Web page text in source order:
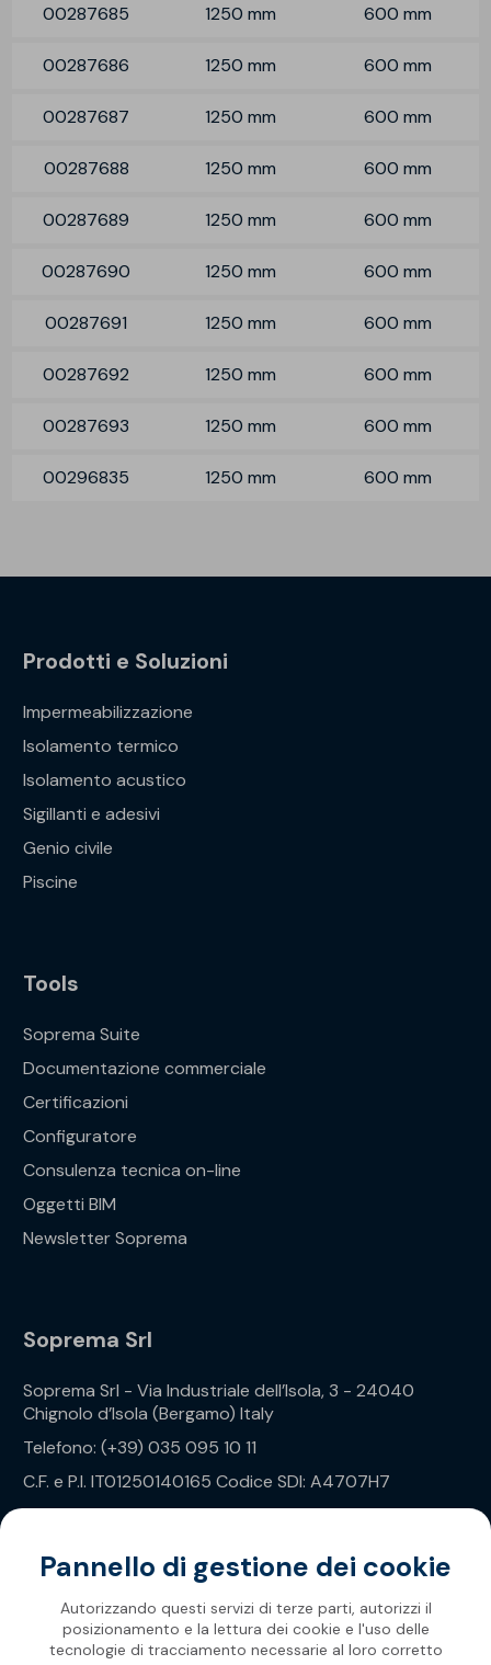
00287685 1250 mm 600 mm
00287686 1250 mm 600 mm
00287687 1250 mm 600 mm
00287688 1250 mm 600 mm
00287689 1250 mm 600 mm
00287690 1250 mm 600 mm
00287691 1250 mm 600 mm
00287692 1250 mm 600 mm
00287693 1250 mm 600 mm
00296835 1250 mm 600 mm
Prodotti e Soluzioni
Impermeabilizzazione
Isolamento termico
Isolamento acustico
Sigillanti e adesivi
Genio civile
Piscine
Tools
Soprema Suite
Documentazione commerciale
Certificazioni
Configuratore
Consulenza tecnica on-line
Oggetti BIM
Newsletter Soprema
Soprema Srl
Soprema Srl - Via Industriale dell’Isola, 3 - 24040
Chignolo d’Isola (Bergamo) Italy
Telefono: (+39) 035 095 10 11
C.F. e P.I. IT01250140165 Codice SDI: A4707H7
Privacy Policy
Pannello di gestione dei cookie
Autorizzando questi servizi di terze parti, autorizzi il
posizionamento e la lettura dei cookie e l'uso delle
tecnologie di tracciamento necessarie al loro corretto